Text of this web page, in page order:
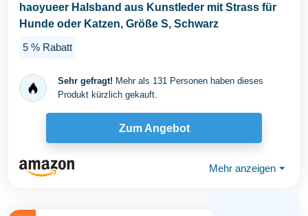
haoyueer Halsband aus Kunstleder mit Strass für
Hunde oder Katzen, Größe S, Schwarz
5 % Rabatt
Sehr gefragt! Mehr als 131 Personen haben dieses
Produkt kürzlich gekauft.
Zum Angebot
Mehr anzeigen ⏷